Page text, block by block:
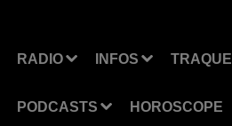
RADIO INFOS
PODCASTS HOROSCOPE